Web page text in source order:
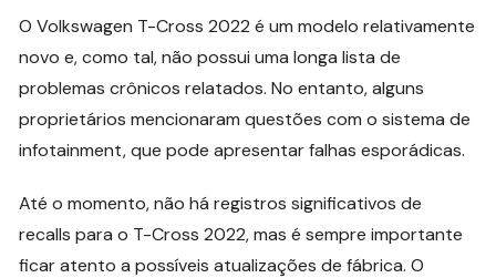
O Volkswagen T-Cross 2022 é um modelo relativamente
novo e, como tal, não possui uma longa lista de
problemas crônicos relatados. No entanto, alguns
proprietários mencionaram questões com o sistema de
infotainment, que pode apresentar falhas esporádicas.
Até o momento, não há registros significativos de
recalls para o T-Cross 2022, mas é sempre importante
ficar atento a possíveis atualizações de fábrica. O